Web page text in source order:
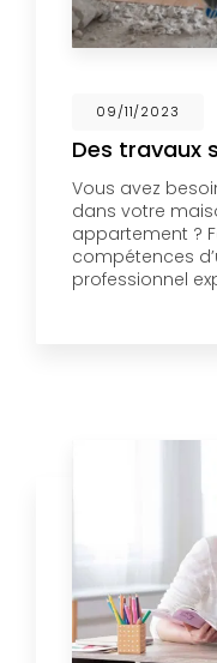
09/11/2023
Des travaux
Vous avez
dans votre
appartement ?
compétences
professionnel